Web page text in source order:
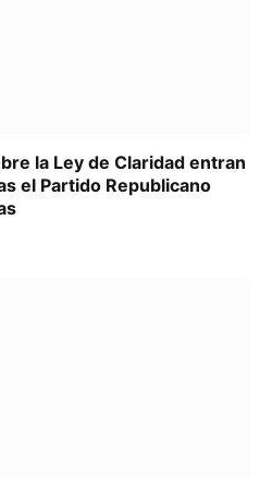
la Ley de Claridad entran
el Partido Republicano